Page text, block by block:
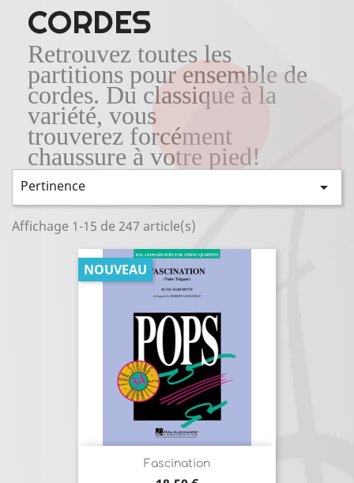
CORDES
Retrouvez toutes les
partitions pour ensemble de
cordes. Du classique à la
variété, vous
trouverez forcément
chaussure à votre pied!
Pertinence 
Affichage 1-15 de 247 article(s)
Fascination
NOUVEAU